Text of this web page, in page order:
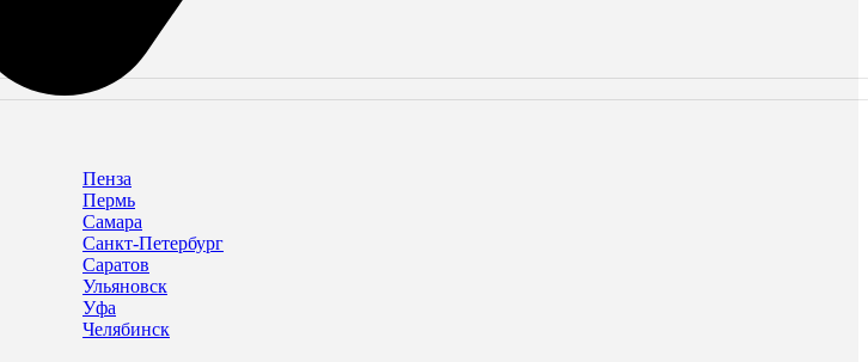
Пенза
Пермь
Самара
Санкт-Петербург
Саратов
Ульяновск
Уфа
Челябинск